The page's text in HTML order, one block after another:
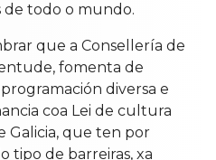
de todo o mundo.
que a Consellería de
fomenta de
diversa e
coa Lei de cultura
Galicia, que ten por
tipo de barreiras, xa